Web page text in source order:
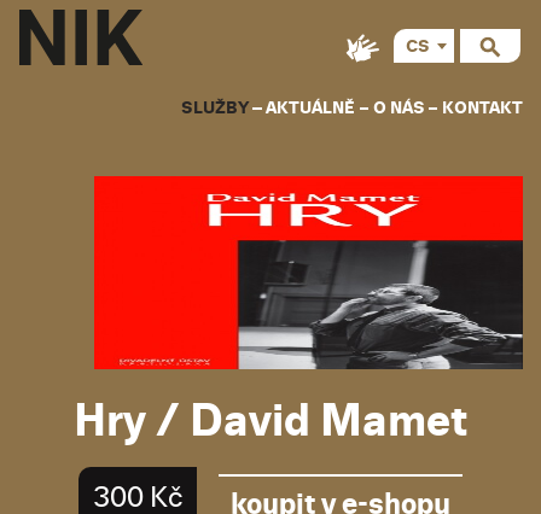
SLUŽBY AKTUÁLNĚ O NÁS KONTAKT
CS
Hry / David Mamet
300 Kč koupit v e-shopu